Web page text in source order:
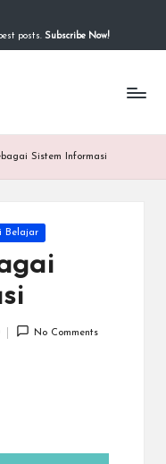
posts. Subscribe Now!
Sistem Informasi
Belajar
No Comments